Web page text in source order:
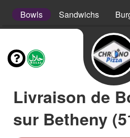
Bowls Sandwichs
Livraison de
sur Betheny